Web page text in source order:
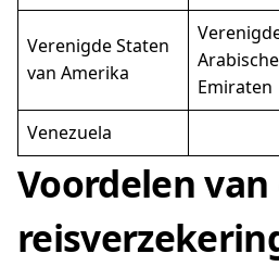
Verenigde Staten
van Amerika
Arabische
Emiraten
Venezuela
Voordelen van